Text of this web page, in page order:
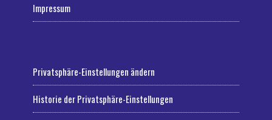
Impressum
Privatsphäre-Einstellungen ändern
Historie der Privatsphäre-Einstellungen